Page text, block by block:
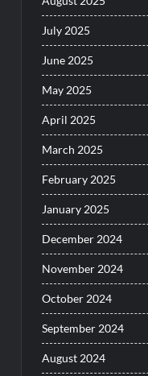
July 2025
June 2025
May 2025
April 2025
March 2025
February 2025
January 2025
December 2024
November 2024
October 2024
September 2024
August 2024